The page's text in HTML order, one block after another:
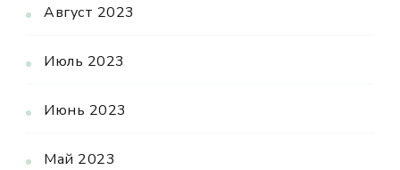
Август 2023
Июль 2023
Июнь 2023
Май 2023